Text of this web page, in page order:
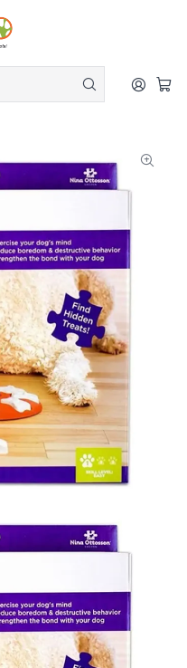
por compras sobre $19.990
para Perros
puzzle SMART Perro N1